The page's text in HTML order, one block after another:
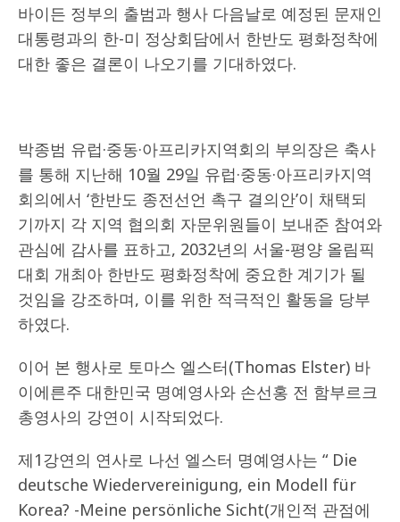
바이든 정부의 출범과 행사 다음날로 예정된 문재인
대통령과의 한-미 정상회담에서 한반도 평화정착에
대한 좋은 결론이 나오기를 기대하였다.
박종범 유럽·중동·아프리카지역회의 부의장은 축사
를 통해 지난해 10월 29일 유럽·중동·아프리카지역
회의에서 ‘한반도 종전선언 촉구 결의안’이 채택되
기까지 각 지역 협의회 자문위원들이 보내준 참여와
관심에 감사를 표하고, 2032년의 서울-평양 올림픽
대회 개최아 한반도 평화정착에 중요한 계기가 될
것임을 강조하며, 이를 위한 적극적인 활동을 당부
하였다.
이어 본 행사로 토마스 엘스터(Thomas Elster) 바
이에른주 대한민국 명예영사와 손선홍 전 함부르크
총영사의 강연이 시작되었다.
제1강연의 연사로 나선 엘스터 명예영사는 “ Die
deutsche Wiedervereinigung, ein Modell für
Korea? -Meine persönliche Sicht(개인적 관점에